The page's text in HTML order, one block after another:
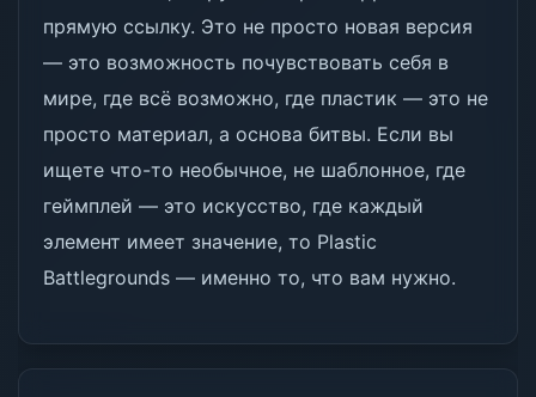
прямую ссылку. Это не просто новая версия
— это возможность почувствовать себя в
мире, где всё возможно, где пластик — это не
просто материал, а основа битвы. Если вы
ищете что-то необычное, не шаблонное, где
геймплей — это искусство, где каждый
элемент имеет значение, то Plastic
Battlegrounds — именно то, что вам нужно.